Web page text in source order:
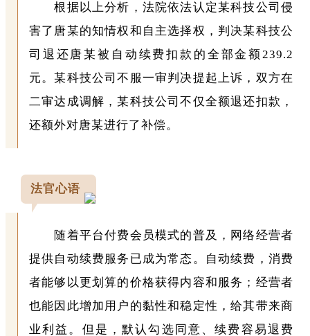
根据以上分析，法院依法认定某科技公司侵
害了唐某的知情权和自主选择权，判决某科技公
司退还唐某被自动续费扣款的全部金额239.2
元。某科技公司不服一审判决提起上诉，双方在
二审达成调解，某科技公司不仅全额退还扣款，
还额外对唐某进行了补偿。
法官心语
随着平台付费会员模式的普及，网络经营者
提供自动续费服务已成为常态。自动续费，消费
者能够以更划算的价格获得内容和服务；经营者
也能因此增加用户的黏性和稳定性，给其带来商
业利益。但是，默认勾选同意、续费容易退费